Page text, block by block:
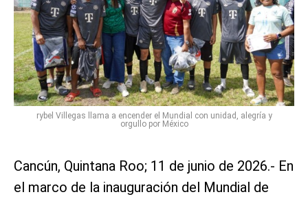
rybel Villegas llama a encender el Mundial con unidad, alegría y
orgullo por México
Cancún, Quintana Roo; 11 de junio de 2026.- En
el marco de la inauguración del Mundial de